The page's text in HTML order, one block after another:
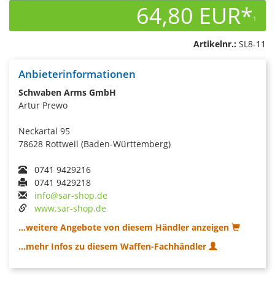
64,80 EUR*1
Artikelnr.: SL8-11
Anbieterinformationen
Schwaben Arms GmbH
Artur Prewo
Neckartal 95
78628 Rottweil (Baden-Württemberg)
0741 9429216
0741 9429218
info@sar-shop.de
www.sar-shop.de
...weitere Angebote von diesem Händler anzeigen
...mehr Infos zu diesem Waffen-Fachhändler